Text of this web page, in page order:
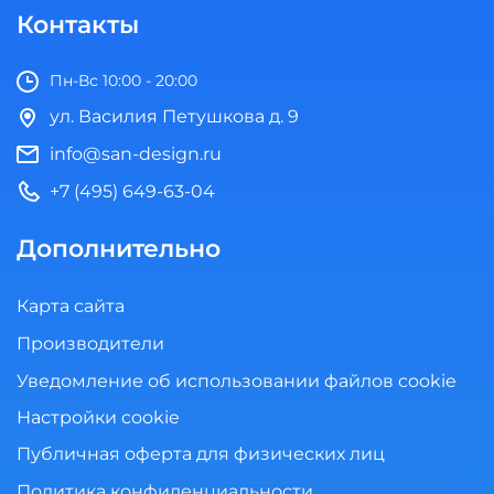
Контакты
Пн-Вс 10:00 - 20:00
ул. Василия Петушкова д. 9
info@san-design.ru
+7 (495) 649-63-04
Дополнительно
Карта сайта
Производители
Уведомление об использовании файлов cookie
Настройки cookie
Публичная оферта для физических лиц